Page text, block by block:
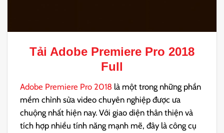
Tải Adobe Premiere Pro 2018
Full
Adobe Premiere Pro 2018 là một trong những phần
mềm chỉnh sửa video chuyên nghiệp được ưa
chuộng nhất hiện nay. Với giao diện thân thiện và
tích hợp nhiều tính năng mạnh mẽ, đây là công cụ